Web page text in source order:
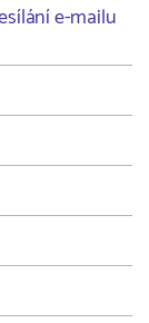
e-mailu